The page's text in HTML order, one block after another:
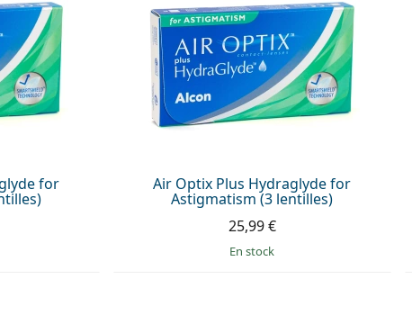
for Air Optix Plus Hydraglyde for
Astigmatism (3 lentilles)
25,99 €
en stock